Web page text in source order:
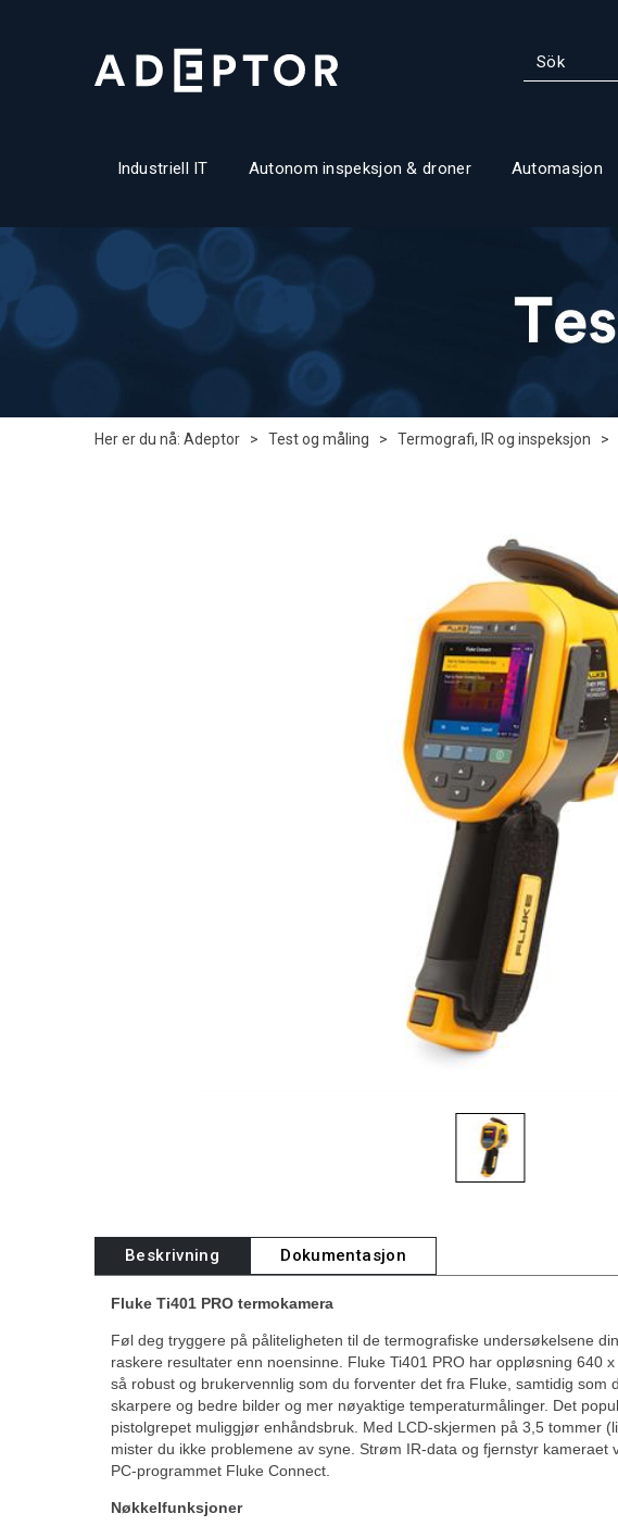
Industriell IT Autonom inspeksjon & droner Automasjon
Her er du nå: Adeptor > Test og måling > Termografi, IR og inspeksjon >
Beskrivning Dokumentasjon
Fluke Ti401 PRO termokamera
Føl deg tryggere på påliteligheten til de termografiske undersøkelsene
raskere resultater enn noensinne. Fluke Ti401 PRO har oppløsning 640
så robust og brukervennlig som du forventer det fra Fluke, samtidig som
skarpere og bedre bilder og mer nøyaktige temperaturmålinger. Det
pistolgrepet muliggjør enhåndsbruk. Med LCD-skjermen på 3,5 tommer
mister du ikke problemene av syne. Strøm IR-data og fjernstyr kameraet
PC-programmet Fluke Connect.
Nøkkelfunksjoner